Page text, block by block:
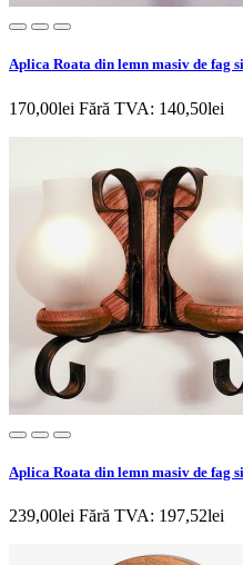
Aplica Roata din lemn masiv de fag
170,00lei Fără TVA: 140,50lei
Aplica Roata din lemn masiv de fag
239,00lei Fără TVA: 197,52lei